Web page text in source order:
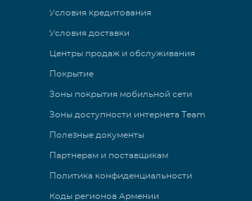
Условия кредитования
Условия доставки
Центры продаж и обслуживания
Покрытие
Зоны покрытия мобильной сети
Зоны доступности интернета Team
Полезные документы
Партнерам и поставщикам
Политика конфиденциальности
Коды регионов Армении